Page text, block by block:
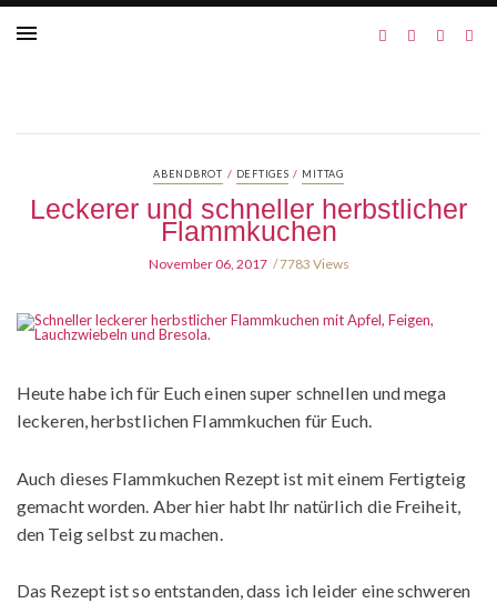
ABENDBROT / DEFTIGES / MITTAG
Leckerer und schneller herbstlicher
Flammkuchen
November 06, 2017 7783 Views
Heute habe ich für Euch einen super schnellen und mega
leckeren, herbstlichen Flammkuchen für Euch.
Auch dieses Flammkuchen Rezept ist mit einem Fertigteig
gemacht worden. Aber hier habt Ihr natürlich die Freiheit,
den Teig selbst zu machen.
Das Rezept ist so entstanden, dass ich leider eine schweren